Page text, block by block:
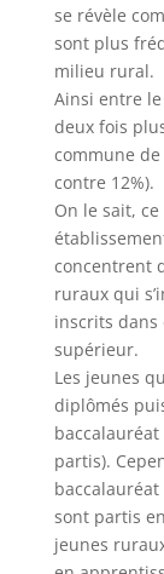
se révèle
sont plus
milieu rural.
Ainsi entre
deux fois
commune
contre 12%).
On le sait,
concentrent
ruraux qui
inscrits dans
supérieur.
Les jeunes
diplômés
partis).
sont partis
jeunes